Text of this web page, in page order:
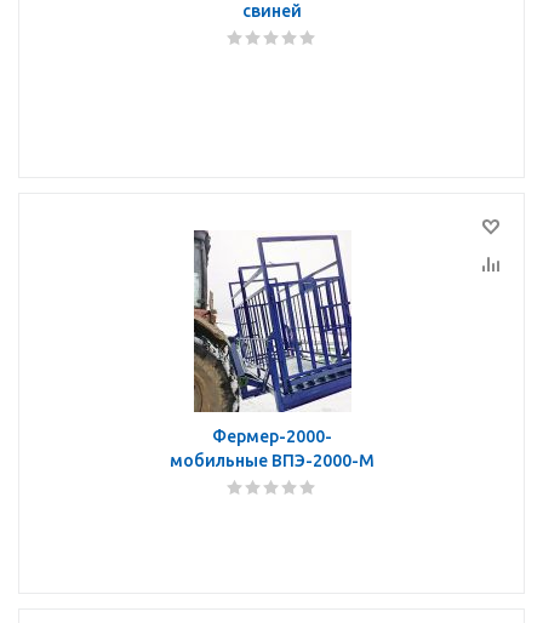
свиней
Фермер-2000-
мобильные ВПЭ-2000-М